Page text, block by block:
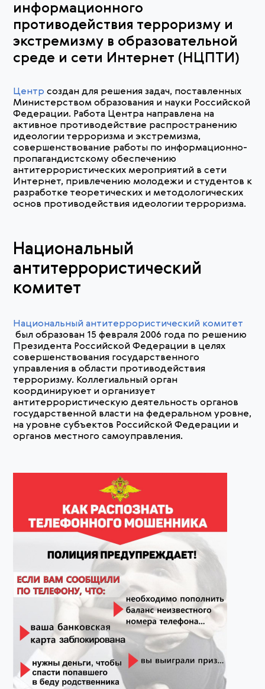
информационного
противодействия терроризму и
экстремизму в образовательной
среде и сети Интернет (НЦПТИ)
Центр создан для решения задач, поставленных
Министерством образования и науки Российской
Федерации. Работа Центра направлена на
активное противодействие распространению
идеологии терроризма и экстремизма,
совершенствование работы по информационно-
пропагандистскому обеспечению
антитеррористических мероприятий в сети
Интернет, привлечению молодежи и студентов к
разработке теоретических и методологических
основ противодействия идеологии терроризма.
Национальный
антитеррористический
комитет
Национальный антитеррористический комитет
был образован 15 февраля 2006 года по решению
Президента Российской Федерации в целях
совершенствования государственного
управления в области противодействия
терроризму. Коллегиальный орган
координируюет и организует
антитеррористическую деятельность органов
государственной власти на федеральном уровне,
на уровне субъектов Российской Федерации и
органов местного самоуправления.